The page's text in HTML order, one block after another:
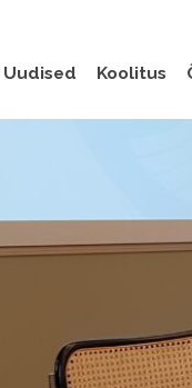
Uudised Koolitus